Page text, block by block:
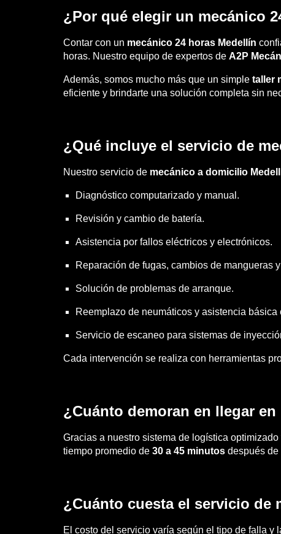
¿Por qué elegir un mecánico
Contar con un mecánico 24 horas Medellín
horas. Nuestro equipo de expertos de A2P
Además, somos mucho más que un simple taller
eficiente y brindarte una solución completa sin
¿Qué incluye el servicio de
Nuestro servicio de mecánico a domicilio
Diagnóstico computarizado y manual.
Revisión y cambio de batería.
Asistencia por fallos eléctricos y electrónicos.
Reparación de fugas, cambios de mangueras
Solución de problemas de arranque.
Reemplazo de neumáticos y asistencia básica
Servicio de escaneo para sistemas de
Cada intervención se realiza con herramientas
¿Cuánto demoran en llegar
Gracias a nuestro sistema de logística
tiempo promedio de 30 a 45 minutosdespués de
¿Cuánto cuesta el servicio de
El costo del servicio varía según el tipo de falla y